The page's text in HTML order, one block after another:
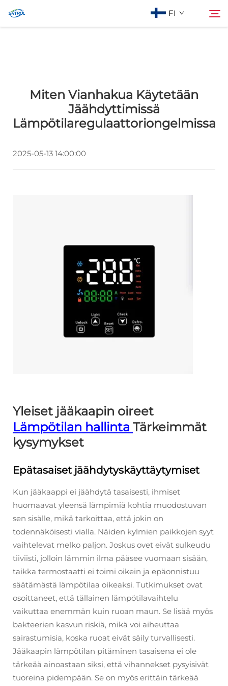
FI
Tuotteet
Ota Yhteyttä
Miten Vianhakua Käytetään
Jäähdyttimissä
Lämpötilaregulaattoriongelmissa
2025-05-13 14:00:00
Yleiset jääkaapin oireet
Lämpötilan hallinta Tärkeimmät
kysymykset
Epätasaiset jäähdytyskäyttäytymiset
Kun jääkaappi ei jäähdytä tasaisesti, ihmiset
huomaavat yleensä lämpimiä kohtia muodostuvan
sen sisälle, mikä tarkoittaa, että jokin on
todennäköisesti vialla. Näiden kylmien paikkojen syyt
vaihtelevat melko paljon. Joskus ovet eivät sulkeudu
tiiviisti, jolloin lämmin ilma pääsee vuomaan sisään,
taikka termostaatti ei toimi oikein ja epäonnistuu
säätämästä lämpötilaa oikeaksi. Tutkimukset ovat
osoittaneet, että tällainen lämpötilavaihtelu
vaikuttaa enemmän kuin ruoan maun. Se lisää myös
bakteerien kasvun riskiä, mikä voi aiheuttaa
sairastumisia, koska ruoat eivät säily turvallisesti.
Jääkaapin lämpötilan pitäminen tasaisena ei ole
tärkeää ainoastaan siksi, että vihannekset pysyisivät
tuoreina pidempään. Se on myös erittäin tärkeää